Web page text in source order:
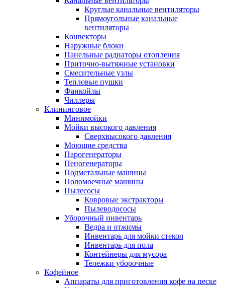
Круглые канальные вентиляторы
Прямоугольные канальные
вентиляторы
Конвекторы
Наружные блоки
Панельные радиаторы отопления
Приточно-вытяжные установки
Смесительные узлы
Тепловые пушки
Фанкойлы
Чиллеры
Клининговое
Минимойки
Мойки высокого давления
Сверхвысокого давления
Моющие средства
Парогенераторы
Пеногенераторы
Подметальные машины
Поломоечные машины
Пылесосы
Ковровые экстракторы
Пылеводососы
Уборочный инвентарь
Ведра и отжимы
Инвентарь для мойки стекол
Инвентарь для пола
Контейнеры для мусора
Тележки уборочные
Кофейное
Аппараты для приготовления кофе на песке